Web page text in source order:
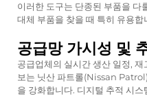
이러한 도구는 단종된 부품을 다
대체 부품을 찾을 때 특히 유용합
공급망 가시성 및
공급업체의 실시간 생산 일정,
보는 닛산 파트롤(Nissan
을 강화합니다. 디지털 추적 시